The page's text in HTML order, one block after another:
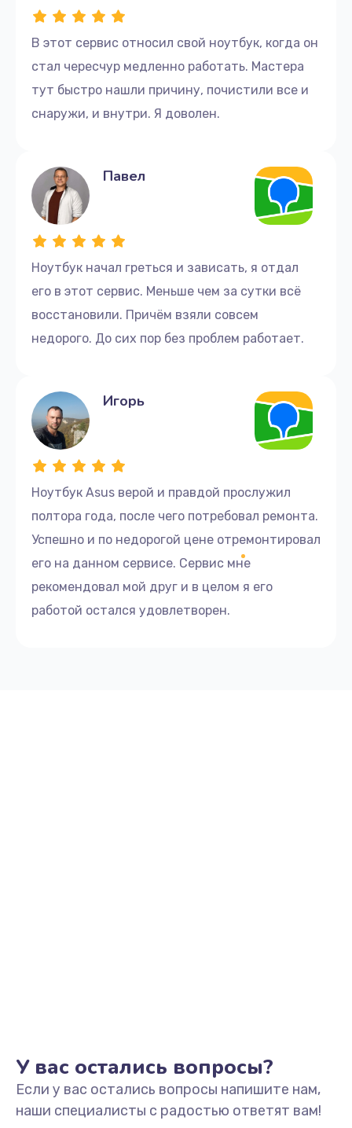
Ремонт блока питания
390 руб.
Заказать
Поиск и удаление вирусов
Заказать
Замена крышки ноутбука
1750 руб.
Ремонт дисковода
Увеличение оперативной памяти
1100 руб.
Заказать
Замена разъема HDMI
600 руб.
900 руб.
Заказать
В этот сервис относил свой ноутбук, когда он
стал чересчур медленно работать. Мастера
тут быстро нашли причину, почистили все и
снаружи, и внутри. Я доволен.
Ноутбук начал греться и зависать, я отдал
его в этот сервис. Меньше чем за сутки всё
восстановили. Причём взяли совсем
недорого. До сих пор без проблем работает.
Павел
Ноутбук Asus верой и правдой прослужил
полтора года, после чего потребовал ремонта.
Успешно и по недорогой цене отремонтировал
его на данном сервисе. Сервис мне
рекомендовал мой друг и в целом я его
работой остался удовлетворен.
Игорь
У вас остались вопросы?
Если у вас остались вопросы напишите нам,
наши специалисты с радостью ответят вам!